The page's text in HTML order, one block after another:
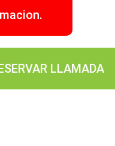
LLAMADA